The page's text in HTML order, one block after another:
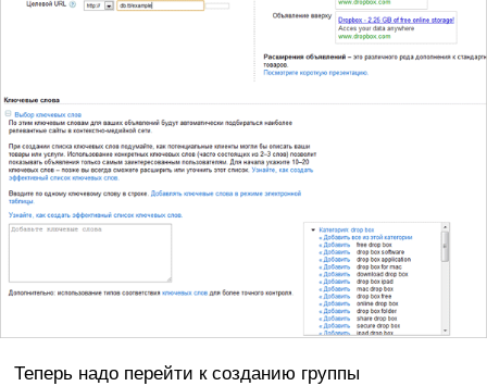
Теперь надо перейти к созданию группы